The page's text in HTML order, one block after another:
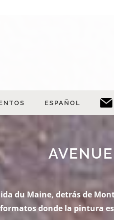
ESPAÑOL
du Maine, detrás de
donde la pintura